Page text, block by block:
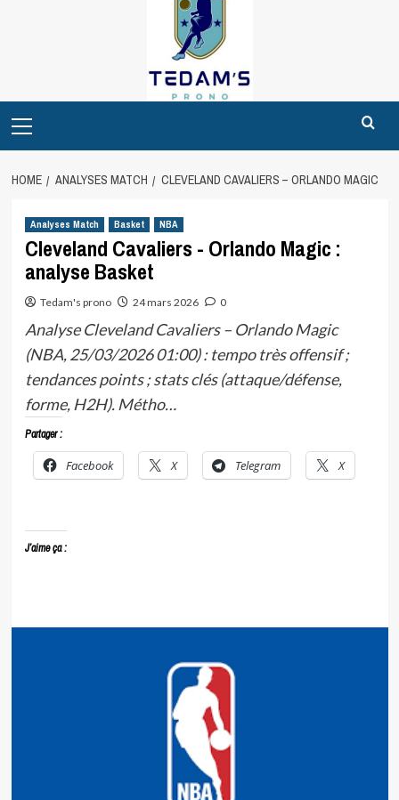
Menu
HOME ANALYSES MATCH CLEVELAND CAVALIERS – ORLANDO MAGIC
Analyses Match Basket NBA
Cleveland Cavaliers - Orlando Magic :
analyse Basket
Tedam's prono 24 mars 2026 0
Analyse Cleveland Cavaliers – Orlando Magic
(NBA, 25/03/2026 01:00) : tempo très offensif ;
tendances points ; stats clés (attaque/défense,
forme, H2H). Métho…
Partager :
Facebook X Telegram X
J’aime ça :